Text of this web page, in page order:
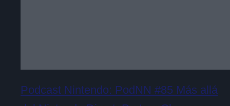
Podcast Nintendo: PodNN #85 Más allá